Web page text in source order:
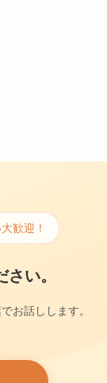
歓迎！
い。
お話しします。